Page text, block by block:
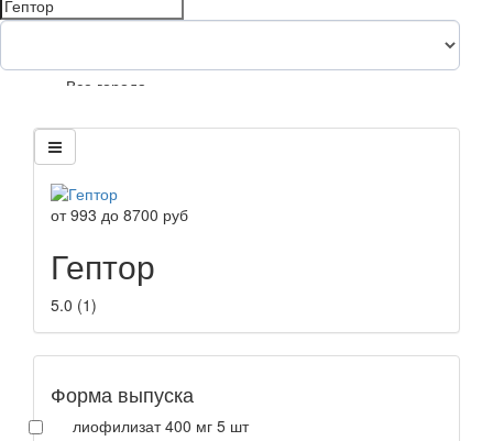
Все города
от993 до 8700 руб
Гептор
5.0 (1)
Форма выпуска
лиофилизат 400 мг 5 шт